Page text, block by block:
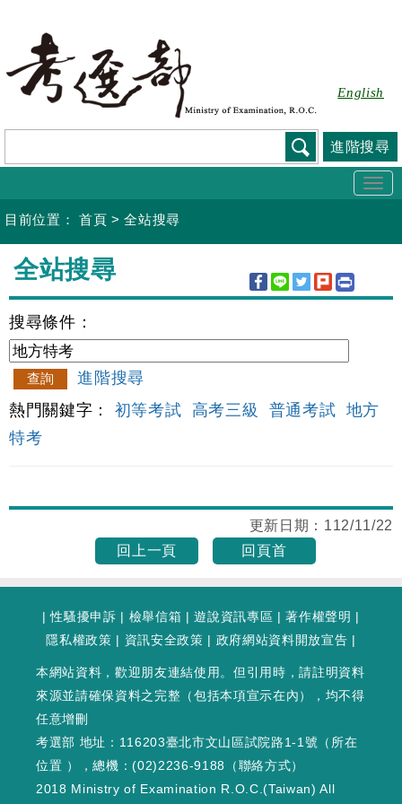
要
容
English
進階搜尋
目前位置： 首頁 >全站搜尋
全站搜尋
搜尋條件：
進階搜尋
熱門關鍵字： 初等考試 高考三級 普通考試 地方
特考
更新日期： 112/11/22
回上一頁
回頁首
|性騷擾申訴 | 檢舉信箱 |遊說資訊專區 |著作權聲明 |
隱私權政策 | 資訊安全政策 | 政府網站資料開放宣告 |
本網站資料，歡迎朋友連結使用。但引用時，請註明資料
來源並請確保資料之完整（包括本項宣示在內），均不得
任意增刪
考選部 地址：116203臺北市文山區試院路1-1號（ 所在
位置 ），總機：(02)2236-9188（聯絡方式）
2018 Ministry of Examination R.O.C.(Taiwan) All